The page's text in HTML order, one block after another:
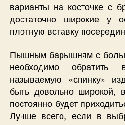
варианты на косточке с
достаточно широкие у
плотную вставку
Пышным барышням с
необходимо
называемую «спинку»
быть довольно широкой,
постоянно будет
Лучше всего, если в